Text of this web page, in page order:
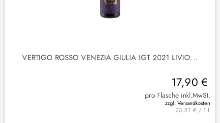
VERTIGO ROSSO VENEZIA GIULIA IGT 2021 LIVIO...
17,90 €
pro Flasche inkl.MwSt.
zzgl. Versandkosten
23,87 € / 1 L